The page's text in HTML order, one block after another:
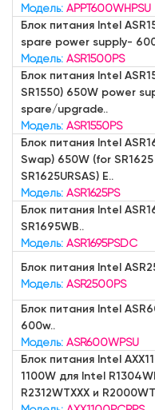
Модель: APPT600WHPSU
Блок питания Intel
spare power supply-
Модель: ASR1500PS
Блок питания Intel
SR1550) 650W power
spare/upgrade..
Модель: ASR1550PS
Блок питания Intel
Swap) 650W (for SR1625
SR1625URSAS) E..
Модель: ASR1625PS
Блок питания Intel
SR1695WB..
Модель: ASR1695PSDC
Блок питания Intel
Модель: ASR2500PS
Блок питания Intel
600w..
Модель: ASR600WPSU
Блок питания Intel
1100W для Intel
R2312WTXXX и